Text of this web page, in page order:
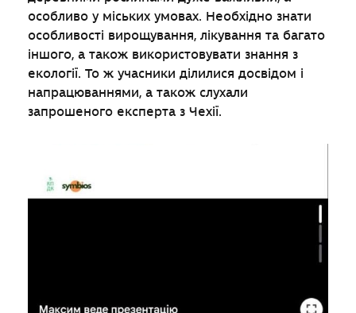
особливо у міських умовах. Необхідно знати
особливості вирощування, лікування та багато
іншого, а також використовувати знання з
екології. То ж учасники ділилися досвідом і
напрацюваннями, а також слухали
запрошеного експерта з Чехії.